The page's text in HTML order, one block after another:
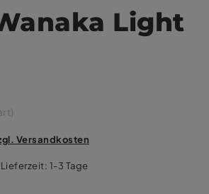
Light
Versandkosten
1-3 Tage